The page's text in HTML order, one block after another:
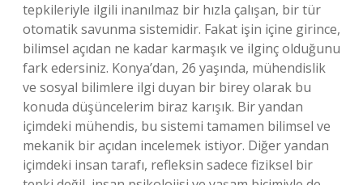
tepkileriyle ilgili inanılmaz bir hızla çalışan, bir tür
otomatik savunma sistemidir. Fakat işin içine girince,
bilimsel açıdan ne kadar karmaşık ve ilginç olduğunu
fark edersiniz. Konya’dan, 26 yaşında, mühendislik
ve sosyal bilimlere ilgi duyan bir birey olarak bu
konuda düşüncelerim biraz karışık. Bir yandan
içimdeki mühendis, bu sistemi tamamen bilimsel ve
mekanik bir açıdan incelemek istiyor. Diğer yandan
içimdeki insan tarafı, refleksin sadece fiziksel bir